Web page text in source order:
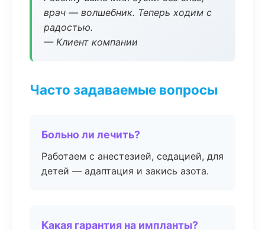
врач — волшебник. Теперь ходим с
радостью.
— Клиент компании
Часто задаваемые вопросы
Больно ли лечить?
Работаем с анестезией, седацией, для
детей — адаптация и закись азота.
Какая гарантия на импланты?